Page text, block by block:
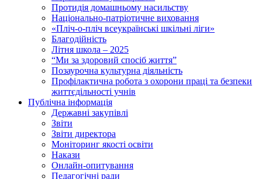
Протидія домашньому насильству
Національно-патріотичне виховання
«Пліч-о-пліч всеукраїнські шкільні ліги»
Благодійність
Літня школа – 2025
“Ми за здоровий спосіб життя”
Позаурочна культурна діяльність
Профілактична робота з охорони праці та безпеки
життєдільності учнів
Публічна інформація
Державні закупівлі
Звіти
Звіти директора
Моніторинг якості освіти
Накази
Онлайн-опитування
Педагогічні ради